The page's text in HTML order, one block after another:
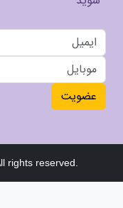
عضویت
rights reserved.